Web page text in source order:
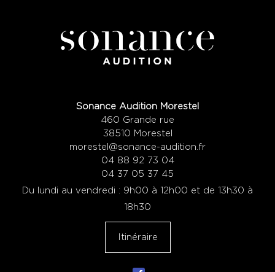
Sonance Audition Morestel
460 Grande rue
38510 Morestel
morestel@sonance-audition.fr
04 88 92 73 04
04 37 05 37 45
Du lundi au vendredi : 9h00 à 12h00 et de 13h30 à
18h30
Itinéraire